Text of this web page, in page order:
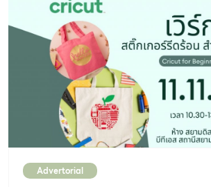
ผนังนี้อาจจะกันเสียงได้เพียงระดับหนึ่งเท่านั้
เริ่มใช้กันเสียงได้ดี จะมีค่า STC เริ่มต้นที่
Transmission Class หรือ ค่าที่บ่งบอกกา
ดุนั้นๆ ยิ่งมีค่ามากยิ่งกันเสียงได้ดี) ปัจจุบั
อาศัย สถานที่ทำงาน หรือห้องประชุม ประ
รบกวนมากขึ้นส่งผลให้กระทบกับประสิทธิภ
การใช้ชีวิตประจำวัน รวมถึงส่งผลให้การพั
ขึ้นคือการติดตั้ง… ฉนวนกันเสียง ฉนวนกันเ
Advertorial